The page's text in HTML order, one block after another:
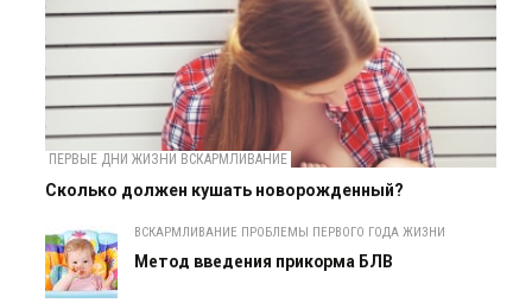
ПЕРВЫЕ ДНИ ЖИЗНИ ВСКАРМЛИВАНИЕ
Сколько должен кушать новорожденный?
ВСКАРМЛИВАНИЕ ПРОБЛЕМЫ ПЕРВОГО ГОДА ЖИЗНИ
Метод введения прикорма БЛВ